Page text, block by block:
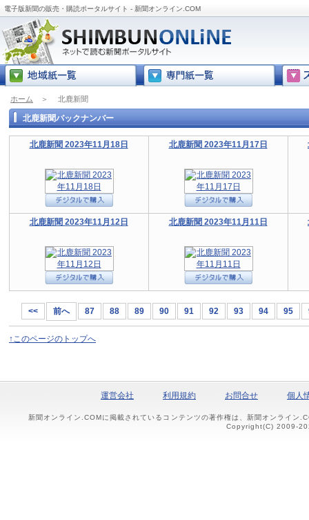
電子版新聞の販売・購読ポータルサイト - 新聞オンライン.COM
ホーム ＞ 北鹿新聞
北鹿新聞バックナンバー
北鹿新聞 2023年11月18日 北鹿新聞 2023年11月17日
北鹿新聞 2023年11月12日 北鹿新聞 2023年11月11日
<< 前へ 87 88 89 90 91 92 93 94 95
↑このページのトップへ
運営会社 利用規約 お問合せ 個人
新聞オンライン.COMに掲載されているコンテンツの著作権は、新聞オンライン
Copyright(C) 2009-